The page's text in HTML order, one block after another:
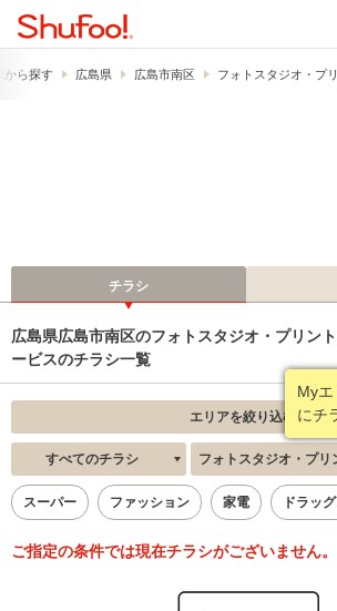
から探す 広島県 広島市南区 フォトスタジオ・プ
チラシ
広島県広島市南区のフォトスタジオ・プリン
ービスのチラシ一覧
My
にチ
エリアを絞り込む
すべてのチラシ フォトスタジオ・プリントサー
スーパー ファッション 家電 ドラッ
ご指定の条件では現在チラシがございません。